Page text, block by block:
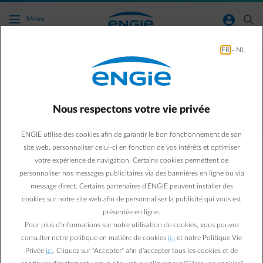
Accéder au contenu principal
Menu normal-account-circle search
Comment connecter ma borne de recharge à
la Smart App d’ENGIE ?
sélectionné votre voiture électrique dans l'App. L'ajout d'une borne
de recharge est obligatoire si votre voiture peut être connectée
mais ne prend pas encore en charge la recharge intelligente.
Si votre voiture prend en charge la recharge intelligente, vous
pouvez (mais n’êtes pas obligé(e)) d'ajouter votre borne de charge,
car la recharge peut alors être simplement contrôlée via votre
voiture.
FR - NL
Nous respectons votre vie privée
ENGIE utilise des cookies afin de garantir le bon fonctionnement de son
site web, personnaliser celui-ci en fonction de vos intérêts et optimiser
votre expérience de navigation. Certains cookies permettent de
personnaliser nos messages publicitaires via des bannières en ligne ou via
message direct. Certains partenaires d’ENGIE peuvent installer des
cookies sur notre site web afin de personnaliser la publicité qui vous est
présentée en ligne.
Pour plus d’informations sur notre utilisation de cookies, vous pouvez
consulter notre politique en matière de cookies ici et notre Politique Vie
Privée ici . Cliquez sur "Accepter" afin d’accepter tous les cookies et de